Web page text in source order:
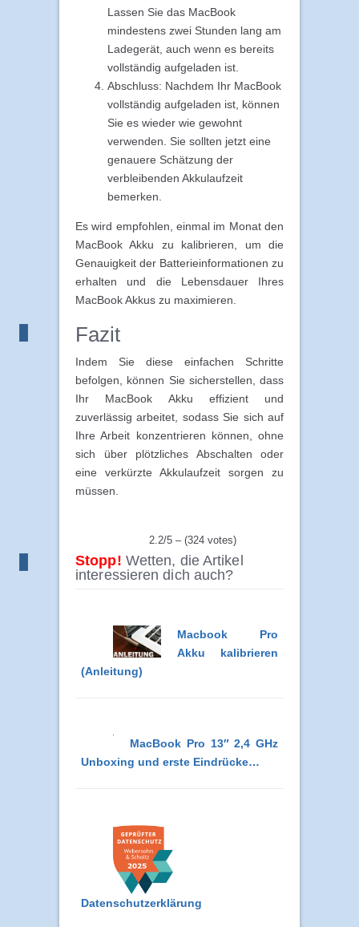
Lassen Sie das MacBook
mindestens zwei Stunden lang am
Ladegerät, auch wenn es bereits
vollständig aufgeladen ist.
Abschluss: Nachdem Ihr MacBook
vollständig aufgeladen ist, können
Sie es wieder wie gewohnt
verwenden. Sie sollten jetzt eine
genauere Schätzung der
verbleibenden Akkulaufzeit
bemerken.
Es wird empfohlen, einmal im Monat den
MacBook Akku zu kalibrieren, um die
Genauigkeit der Batterieinformationen zu
erhalten und die Lebensdauer Ihres
MacBook Akkus zu maximieren.
Fazit
Indem Sie diese einfachen Schritte
befolgen, können Sie sicherstellen, dass
Ihr MacBook Akku effizient und
zuverlässig arbeitet, sodass Sie sich auf
Ihre Arbeit konzentrieren können, ohne
sich über plötzliches Abschalten oder
eine verkürzte Akkulaufzeit sorgen zu
müssen.
2.2/5 – (324 votes)
Stopp! Wetten, die Artikel
interessieren dich auch?
Macbook Pro
Akku kalibrieren
(Anleitung)
MacBook Pro 13″ 2,4 GHz
Unboxing und erste Eindrücke…
Datenschutzerklärung